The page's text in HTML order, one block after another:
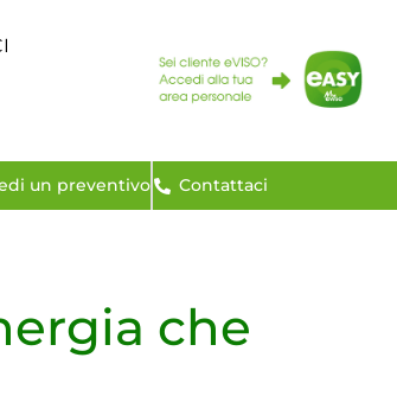
un preventivo Contattaci
che